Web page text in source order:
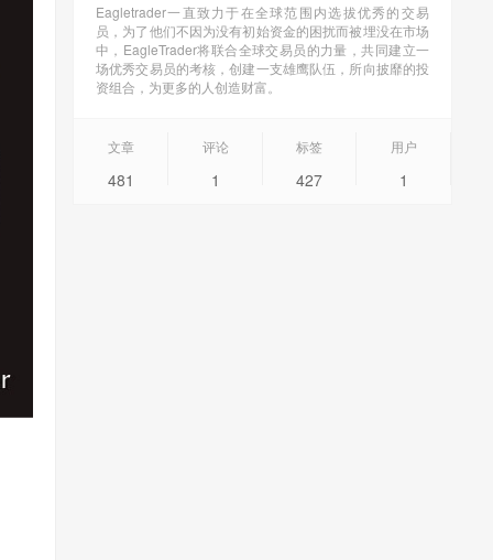
Eagletrader一直致力于在全球范围内选拔优秀的交易
员，为了他们不因为没有初始资金的困扰而被埋没在市场
中，EagleTrader将联合全球交易员的力量，共同建立一
场优秀交易员的考核，创建一支雄鹰队伍，所向披靡的投
资组合，为更多的人创造财富。
文章
481
评论
1
标签
427
用户
1